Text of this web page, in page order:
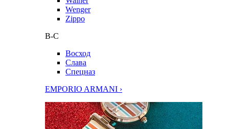
Wenger
Zippo
В-С
Восход
Слава
Спецназ
EMPORIO ARMANI ›